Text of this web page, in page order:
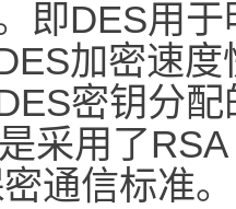
即DES用
加密速
密钥分
是采用了
通信标准。